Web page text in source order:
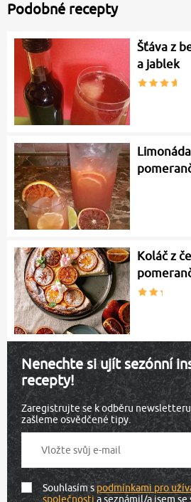
Podobné recepty
Šťáva z
a jablek
Koláč z
Nenechte si ujít sezónní
recepty!
Zaregistrujte se k odběru newsletteru
zašleme osvědčené tipy.
Souhlasím spodmínkami pro
společnostia seznámil/a jsem